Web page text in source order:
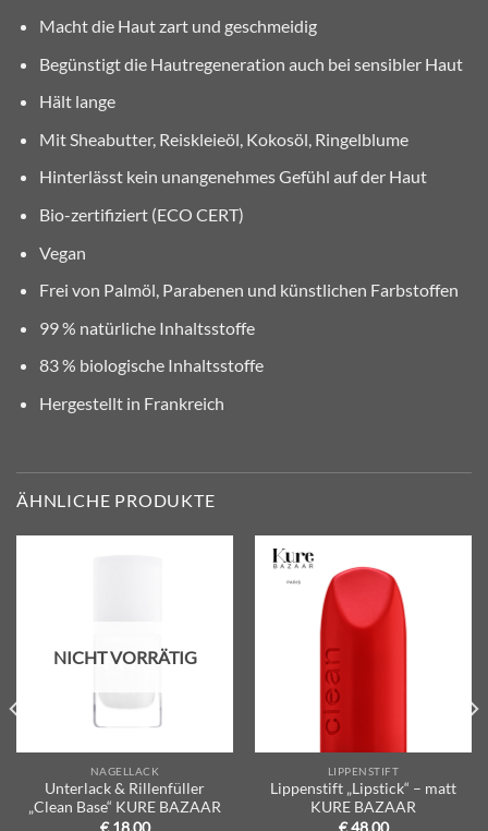
Macht die Haut zart und geschmeidig
Begünstigt die Hautregeneration auch bei sensibler Haut
Hält lange
Mit Sheabutter, Reiskleieöl, Kokosöl, Ringelblume
Hinterlässt kein unangenehmes Gefühl auf der Haut
Bio-zertifiziert (ECO CERT)
Vegan
Frei von Palmöl, Parabenen und künstlichen Farbstoffen
99 % natürliche Inhaltsstoffe
83 % biologische Inhaltsstoffe
Hergestellt in Frankreich
ÄHNLICHE PRODUKTE
NICHT VORRÄTIG
NAGELLACK
Unterlack & Rillenfüller
„Clean Base“ KURE BAZAAR
€ 18,00
Wunschliste
hinzufügen
LIPPENSTIFT
Lippenstift „Lipstick“ – matt
KURE BAZAAR
€ 48,00